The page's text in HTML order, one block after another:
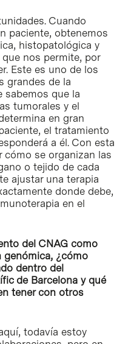
Cuando
paciente, obtenemos
histopatológica y
nos permite, por
Este es uno de los
grandes de la
sabemos que la
tumorales y el
en gran
el tratamiento
a él. Con esta
cómo se organizan las
o tejido de cada
ajustar una terapia
donde debe,
en el
del CNAG como
genómica, ¿cómo
dentro del
de Barcelona y qué
tener con otros
todavía estoy